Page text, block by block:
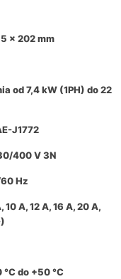
x 202 mm
od 7,4 kW (1PH) do 22
J1772
400 V 3N
Hz
A, 12 A, 16 A, 20 A,
do +50 °C